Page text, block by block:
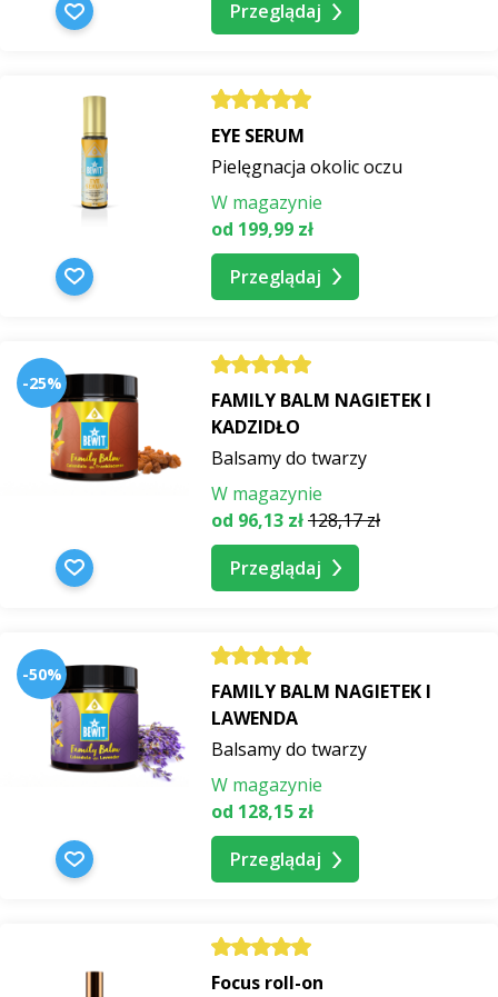
Przeglądaj
EYE SERUM
Pielęgnacja okolic oczu
W magazynie
od 199,99 zł
Przeglądaj
-25%
FAMILY BALM NAGIETEK I
KADZIDŁO
Balsamy do twarzy
W magazynie
od 96,13 zł128,17 zł
Przeglądaj
-50%
FAMILY BALM NAGIETEK I
LAWENDA
Balsamy do twarzy
W magazynie
od 128,15 zł
Przeglądaj
Focus roll-on